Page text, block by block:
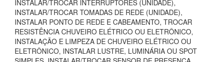
INSTALAR/TROCAR INTERRUPTORES (UNIDADE),
INSTALAR/TROCAR TOMADAS DE REDE (UNIDADE),
INSTALAR PONTO DE REDE E CABEAMENTO, TROCAR
RESISTÊNCIA CHUVEIRO ELÉTRICO OU ELETRÔNICO,
INSTALAÇÃO E LIMPEZA DE CHUVEIRO ELÉTRICO OU
ELETRÔNICO, INSTALAR LUSTRE, LUMINÁRIA OU SPOT